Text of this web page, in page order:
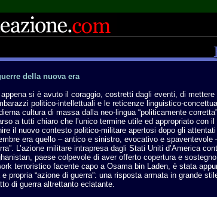
della nuova era
appena si è avuto il coraggio, costretti dagli eventi, di mettere
politico-intellettuali e le reticenze linguistico-
cultura di massa dalla neo-lingua “politicamente
a tutti chiaro che l’unico termine utile ed appropriato con il
il nuovo contesto politico-militare apertosi dopo gli attentati
era quello – antico e sinistro, evocativo e spaventevole
L’azione militare intrapresa dagli Stati Uniti d’America
paese colpevole di aver offerto copertura e sostegno
terroristico facente capo a Osama bin Laden, è stata
e propria “azione di guerra”: una risposta armata in grande
di guerra altrettanto eclatante.